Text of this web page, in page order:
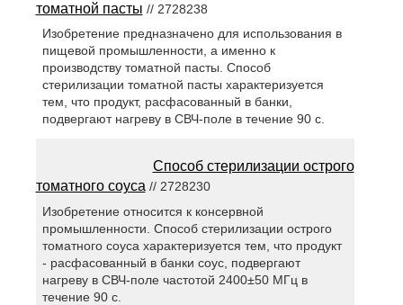
томатной пасты // 2728238
Изобретение предназначено для использования в
пищевой промышленности, а именно к
производству томатной пасты. Способ
стерилизации томатной пасты характеризуется
тем, что продукт, расфасованный в банки,
подвергают нагреву в СВЧ-поле в течение 90 с.
Способ стерилизации острого
томатного соуса// 2728230
Изобретение относится к консервной
промышленности. Способ стерилизации острого
томатного соуса характеризуется тем, что продукт
- расфасованный в банки соус, подвергают
нагреву в СВЧ-поле частотой 2400±50 МГц в
течение 90 с.